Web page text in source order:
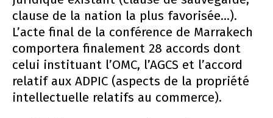
clause de la nation la plus favorisée...).
L’acte final de la conférence de Marrakech
comportera finalement 28 accords dont
celui instituant l’OMC, l’AGCS et l’accord
relatif aux ADPIC (aspects de la propriété
intellectuelle relatifs au commerce).